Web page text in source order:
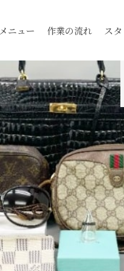
メニュー 作業の流れ ス